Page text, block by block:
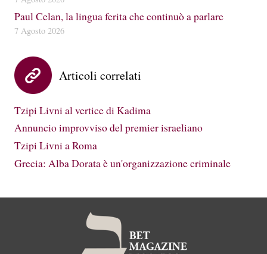
Paul Celan, la lingua ferita che continuò a parlare
7 Agosto 2026
Articoli correlati
Tzipi Livni al vertice di Kadima
Annuncio improvviso del premier israeliano
Tzipi Livni a Roma
Grecia: Alba Dorata è un'organizzazione criminale